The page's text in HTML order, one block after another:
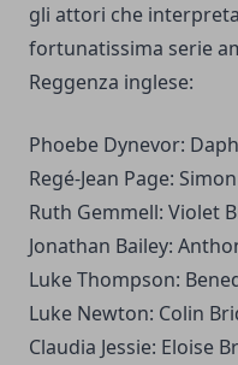
gli attori che
fortunatissima serie
Reggenza inglese:
Phoebe Dynevor:
Regé-Jean Page:
Ruth Gemmell: Violet
Jonathan Bailey:
Luke Thompson:
Luke Newton: Colin
Claudia Jessie: Eloise